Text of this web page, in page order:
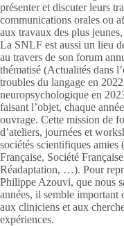
présenter et discuter leurs
communications orales ou
aux travaux des plus
La SNLF est aussi un lieu
au travers de son forum
thématisé (Actualités dans
troubles du langage en
neuropsychologique en
faisant l’objet, chaque
ouvrage. Cette mission de
d’ateliers, journées et
sociétés scientifiques
Française, Société
Réadaptation, …). Pour
Philippe Azouvi, que nous
années, il semble important
aux cliniciens et aux
expériences.